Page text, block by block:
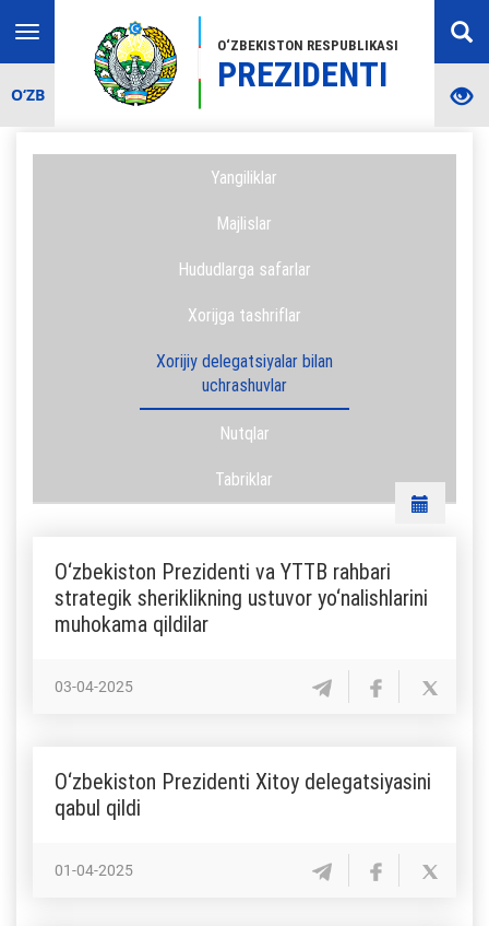
O‘ZBEKISTON RESPUBLIKASI
PREZIDENTI
Toggle
navigation
O‘ZB
Yangiliklar
Majlislar
Hududlarga safarlar
Xorijga tashriflar
Xorijiy delegatsiyalar bilan
uchrashuvlar
Nutqlar
Tabriklar
O‘zbekiston Prezidenti va YTTB rahbari
strategik sheriklikning ustuvor yo‘nalishlarini
muhokama qildilar
03-04-2025
O‘zbekiston Prezidenti Xitoy delegatsiyasini
qabul qildi
01-04-2025